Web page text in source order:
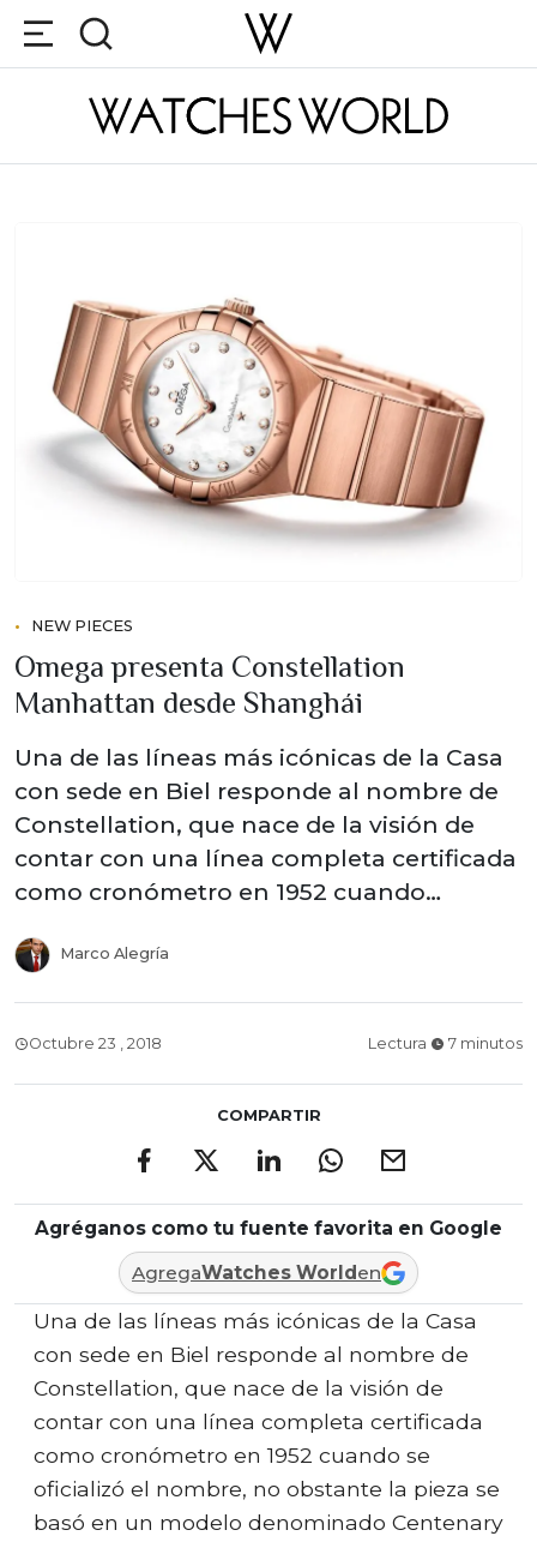
NEW PIECES
Omega presenta Constellation
Manhattan desde Shanghái
Una de las líneas más icónicas de la Casa
con sede en Biel responde al nombre de
Constellation, que nace de la visión de
contar con una línea completa certificada
como cronómetro en 1952 cuando…
Marco Alegría
Octubre 23 , 2018 Lectura 7 minutos
COMPARTIR
Agréganos como tu fuente favorita en Google
AgregaWatches World en
Una de las líneas más icónicas de la Casa
con sede en Biel responde al nombre de
Constellation, que nace de la visión de
contar con una línea completa certificada
como cronómetro en 1952 cuando se
oficializó el nombre, no obstante la pieza se
basó en un modelo denominado Centenary